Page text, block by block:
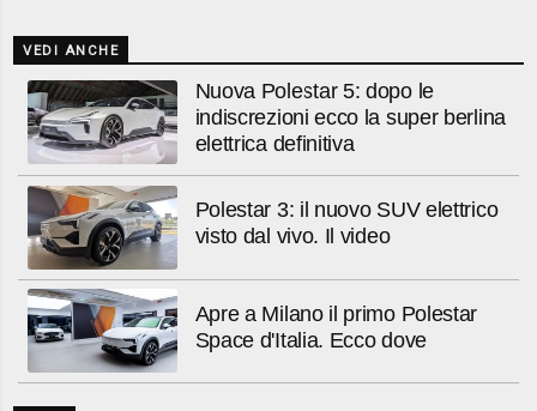
VEDI ANCHE
Nuova Polestar 5: dopo le
indiscrezioni ecco la super berlina
elettrica definitiva
Polestar 3: il nuovo SUV elettrico
visto dal vivo. Il video
Apre a Milano il primo Polestar
Space d'Italia. Ecco dove